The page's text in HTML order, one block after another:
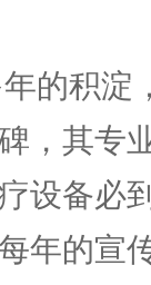
积淀
，其专
设备必
年的宣